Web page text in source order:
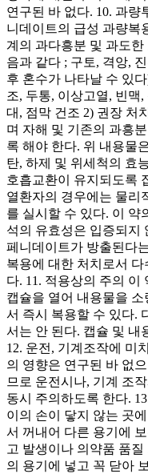
연구된 바 없다. 10. 과량
니데이트의 급성 과량복
계의 과다흥분 및 과도
음과 같다 ; 구토, 격앙,
후 혼수가 나타날 수 있
조, 두통, 이상고열, 빈맥
대, 점막 건조 2) 권장 처
며 자해 및 기존의 과흥
록 해야 한다. 위 내용물
탄, 하제 및 위세척의 효
호흡교환이 유지되도록
열환자의 경우에는 물리
를 실시할 수 있다. 이 약
석의 유효성은 입증되지
페니데이트가 방출된다
복용에 대한 처치로서
다. 11. 적용상의 주의 이
캡슐을 열어 내용물을
서 즉시 복용할 수 있다.
서는 안 된다. 캡슐 및 내
12. 운전, 기계조작에 미
의 영향은 연구된 바 없
므로 운전시나, 기계 조
동시 주의하도록 한다.
이의 손이 닿지 않는 곳
서 꺼내어 다른 용기에
고 발생이나 의약품 품
의 용기에 넣고 꼭 닫아